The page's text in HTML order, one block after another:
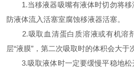
1.当移液器吸嘴有液体时切勿将移
防液体流入活塞室腐蚀移液器活塞。
2.吸取血清蛋白质溶液或有机溶
层“液膜”，第二次吸取时的体积会大于
3.吸取液体时一定要缓慢平稳地松